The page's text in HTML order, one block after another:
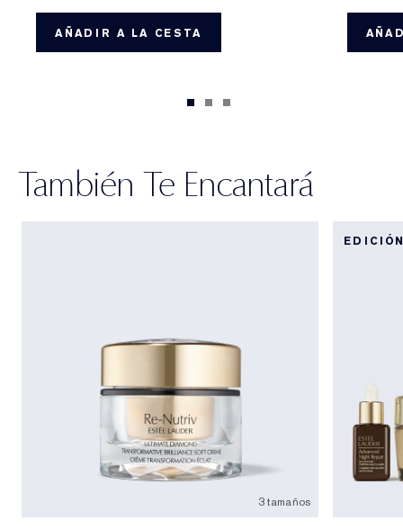
AÑADIR A LA CESTA
También Te Encantará
3 tamaños